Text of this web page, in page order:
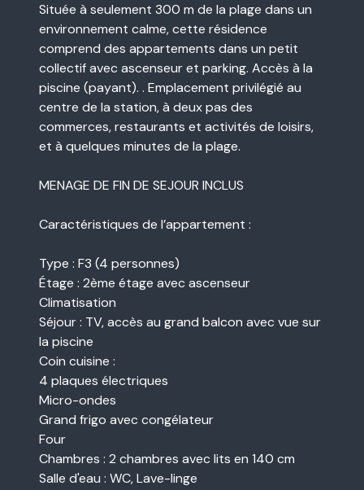
Située à seulement 300 m de la plage dans un
environnement calme, cette résidence
comprend des appartements dans un petit
collectif avec ascenseur et parking. Accès à la
piscine (payant). . Emplacement privilégié au
centre de la station, à deux pas des
commerces, restaurants et activités de loisirs,
et à quelques minutes de la plage.
MENAGE DE FIN DE SEJOUR INCLUS
Caractéristiques de l’appartement :
Type : F3 (4 personnes)
Étage : 2ème étage avec ascenseur
Climatisation
Séjour : TV, accès au grand balcon avec vue sur
la piscine
Coin cuisine :
4 plaques électriques
Micro-ondes
Grand frigo avec congélateur
Four
Chambres : 2 chambres avec lits en 140 cm
Salle d'eau : WC, Lave-linge